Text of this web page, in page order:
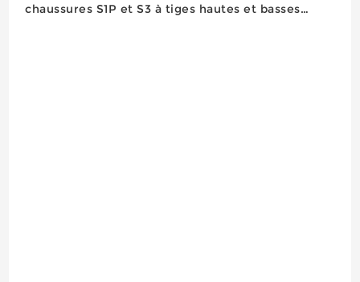
chaussures S1P et S3 à tiges hautes et basses